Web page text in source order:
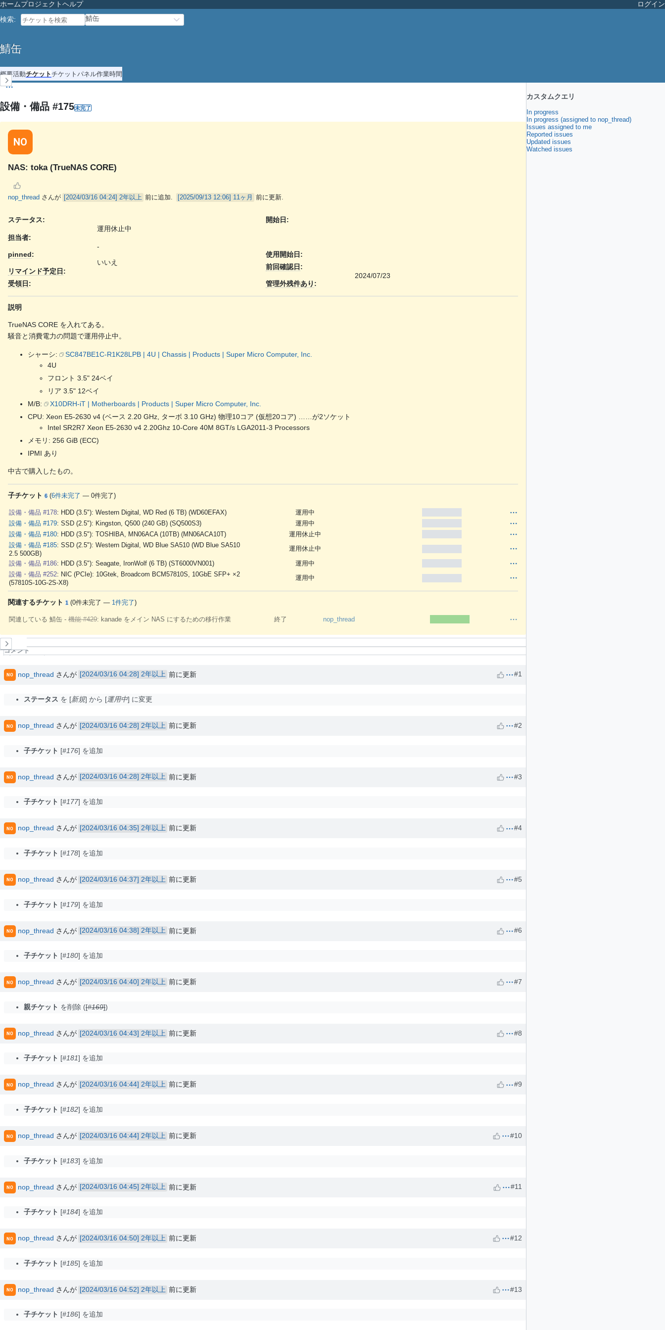
ホームプロジェクトヘルプ
ログイン
検索: 鯖缶
鯖缶
概要活動チケットチケットパネル作業時間
カスタムクエリ
In progress
In progress (assigned to nop_thread)
Issues assigned to me
Reported issues
Updated issues
Watched issues
設備・備品 #175未完了
NO
NAS: toka (TrueNAS CORE)
nop_thread さんが 2年以上 前に追加. 11ヶ月 前に更新.
ステータス:
運用休止中
担当者:
-
開始日:
pinned:
いいえ
リマインド予定日 :
受領日 :
使用開始日 :
前回確認日 :
2024/07/23
管理外残件あり :
説明
TrueNAS CORE を入れてある。
騒音と消費電力の問題で運用停止中。
シャーシ:
SC847BE1C-R1K28LPB | 4U | Chassis | Products | Super Micro Computer, Inc.
4U
フロント 3.5" 24ベイ
リア 3.5" 12ベイ
M/B:
X10DRH-iT | Motherboards | Products | Super Micro Computer, Inc.
CPU: Xeon E5-2630 v4 (ベース 2.20 GHz, ターボ 3.10 GHz) 物理10コア (仮想20コア) ……が2ソケット
Intel SR2R7 Xeon E5-2630 v4 2.20Ghz 10-Core 40M 8GT/s LGA2011-3 Processors
メモリ: 256 GiB (ECC)
IPMI あり
中古で購入したもの。
子チケット 6 (6件未完了 — 0件完了)
設備・備品 #178: HDD (3.5"): Western Digital, WD Red (6 TB) (WD60EFAX)
運用中
設備・備品 #179: SSD (2.5"): Kingston, Q500 (240 GB) (SQ500S3)
運用中
設備・備品 #180: HDD (3.5"): TOSHIBA, MN06ACA (10TB) (MN06ACA10T)
運用休止中
設備・備品 #185: SSD (2.5"): Western Digital, WD Blue SA510 (WD Blue SA510
2.5 500GB)
運用休止中
設備・備品 #186: HDD (3.5"): Seagate, IronWolf (6 TB) (ST6000VN001)
運用中
設備・備品 #252: NIC (PCIe): 10Gtek, Broadcom BCM57810S, 10GbE SFP+ ×2
(57810S-10G-2S-X8)
運用中
関連するチケット 1 (0件未完了 — 1件完了)
関連している 鯖缶 - 機能 #429: kanade をメイン NAS にするための移行作業 終了 nop_thread
履歴
コメント
NO nop_thread さんが 2年以上 前に更新 #1
ステータス を 新規 から 運用中 に変更
NO nop_thread さんが 2年以上 前に更新 #2
子チケット #176 を追加
NO nop_thread さんが 2年以上 前に更新 #3
子チケット #177 を追加
NO nop_thread さんが 2年以上 前に更新 #4
子チケット #178 を追加
NO nop_thread さんが 2年以上 前に更新 #5
子チケット #179 を追加
NO nop_thread さんが 2年以上 前に更新 #6
子チケット #180 を追加
NO nop_thread さんが 2年以上 前に更新 #7
親チケット を削除 ( #169 )
NO nop_thread さんが 2年以上 前に更新 #8
子チケット #181 を追加
NO nop_thread さんが 2年以上 前に更新 #9
子チケット #182 を追加
NO nop_thread さんが 2年以上 前に更新 #10
子チケット #183 を追加
NO nop_thread さんが 2年以上 前に更新 #11
子チケット #184 を追加
NO nop_thread さんが 2年以上 前に更新 #12
子チケット #185 を追加
NO nop_thread さんが 2年以上 前に更新 #13
子チケット #186 を追加